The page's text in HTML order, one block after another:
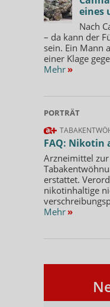
eines
Nach
– da kann der
sein. Ein Mann
einer Klage
Mehr »
PORTRÄT
FAQ: Nikotin
Arzneimittel zur
erstattet.
nikotinhaltige
Mehr »